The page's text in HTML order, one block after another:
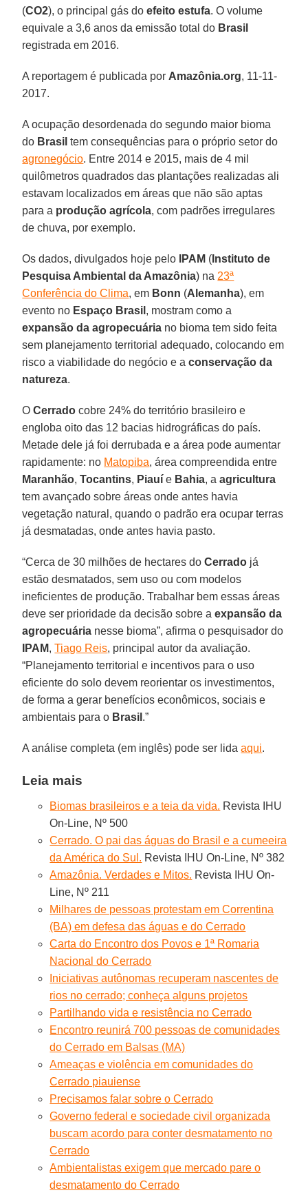
(CO2), o principal gás doefeito estufa. O volume
equivale a 3,6 anos da emissão total do Brasil
registrada em 2016.
A reportagem é publicada por Amazônia.org, 11-11-
2017.
A ocupação desordenada do segundo maior bioma
do Brasil tem consequências para o próprio setor do
agronegócio. Entre 2014 e 2015, mais de 4 mil
quilômetros quadrados das plantações realizadas ali
estavam localizados em áreas que não são aptas
para a produção agrícola, com padrões irregulares
de chuva, por exemplo.
Os dados, divulgados hoje pelo IPAM ( Instituto de
Pesquisa Ambiental da Amazônia) na 23ª
Conferência do Clima, em Bonn (Alemanha), em
evento no Espaço Brasil , mostram como a
expansão da agropecuária no bioma tem sido feita
sem planejamento territorial adequado, colocando em
risco a viabilidade do negócio e aconservação da
natureza.
OCerrado cobre 24% do território brasileiro e
engloba oito das 12 bacias hidrográficas do país.
Metade dele já foi derrubada e a área pode aumentar
rapidamente: no Matopiba, área compreendida entre
Maranhão,Tocantins, Piauí e Bahia, aagricultura
tem avançado sobre áreas onde antes havia
vegetação natural, quando o padrão era ocupar terras
já desmatadas, onde antes havia pasto.
“Cerca de 30 milhões de hectares doCerrado já
estão desmatados, sem uso ou com modelos
ineficientes de produção. Trabalhar bem essas áreas
deve ser prioridade da decisão sobre aexpansão da
agropecuária nesse bioma”, afirma o pesquisador do
IPAM,Tiago Reis, principal autor da avaliação.
“Planejamento territorial e incentivos para o uso
eficiente do solo devem reorientar os investimentos,
de forma a gerar benefícios econômicos, sociais e
ambientais para o Brasil .”
A análise completa (em inglês) pode ser lidaaqui.
Leia mais
Biomas brasileiros e a teia da vida. Revista IHU
On-Line, Nº 500
Cerrado. O pai das águas do Brasil e a cumeeira
da América do Sul. Revista IHU On-Line, Nº 382
Amazônia. Verdades e Mitos. Revista IHU On-
Line, Nº 211
Milhares de pessoas protestam em Correntina
(BA) em defesa das águas e do Cerrado
Carta do Encontro dos Povos e 1ª Romaria
Nacional do Cerrado
Iniciativas autônomas recuperam nascentes de
rios no cerrado; conheça alguns projetos
Partilhando vida e resistência no Cerrado
Encontro reunirá 700 pessoas de comunidades
do Cerrado em Balsas (MA)
Ameaças e violência em comunidades do
Cerrado piauiense
Precisamos falar sobre o Cerrado
Governo federal e sociedade civil organizada
buscam acordo para conter desmatamento no
Cerrado
Ambientalistas exigem que mercado pare o
desmatamento do Cerrado